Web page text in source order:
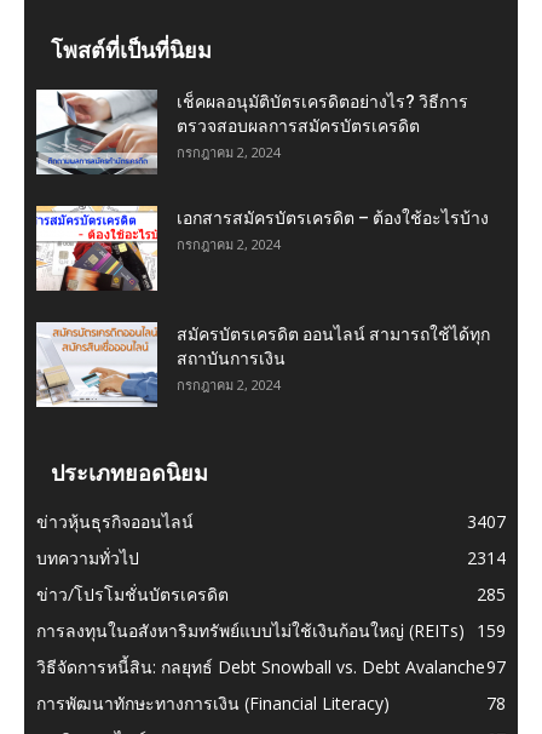
โพสต์ที่เป็นที่นิยม
เช็คผลอนุมัติบัตรเครดิตอย่างไร? วิธีการ
ตรวจสอบผลการสมัครบัตรเครดิต
กรกฎาคม 2, 2024
เอกสารสมัครบัตรเครดิต – ต้องใช้อะไรบ้าง
กรกฎาคม 2, 2024
สมัครบัตรเครดิต ออนไลน์ สามารถใช้ได้ทุก
สถาบันการเงิน
กรกฎาคม 2, 2024
ประเภทยอดนิยม
ข่าวหุ้นธุรกิจออนไลน์
3407
บทความทั่วไป
2314
ข่าว/โปรโมชั่นบัตรเครดิต
285
การลงทุนในอสังหาริมทรัพย์แบบไม่ใช้เงินก้อนใหญ่ (REITs)
159
วิธีจัดการหนี้สิน: กลยุทธ์ Debt Snowball vs. Debt Avalanche97
การพัฒนาทักษะทางการเงิน (Financial Literacy)
78